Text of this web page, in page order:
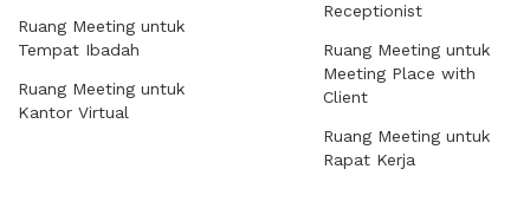
Ruang Meeting untuk
Tempat Ibadah
Ruang Meeting untuk
Kantor Virtual
Receptionist
Ruang Meeting untuk
Meeting Place with
Client
Ruang Meeting untuk
Rapat Kerja